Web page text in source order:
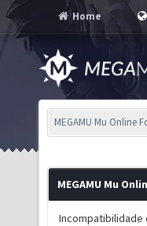
Home
MEGAMU Mu Online
MEGAMU Mu
Incompatibilidade